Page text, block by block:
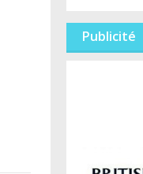
Publicité